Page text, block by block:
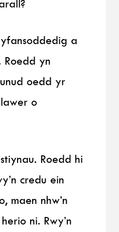
a
yn
oedd yr
o
Roedd hi
credu ein
maen nhw’n
ni. Rwy’n